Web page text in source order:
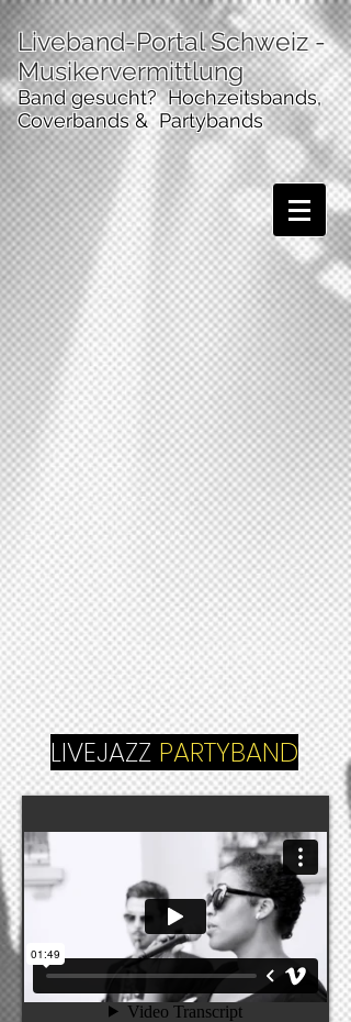
Liveband-Portal Schweiz-
Musikervermittlung
Band gesucht? Hochzeitsbands,
Coverbands & Partybands
LIVEJAZZ PARTYBAND